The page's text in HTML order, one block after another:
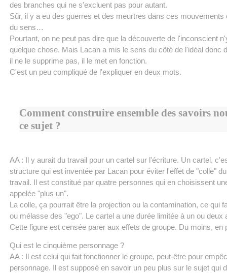
des branches qui ne s'excluent pas pour autant.
Sûr, il y a eu des guerres et des meurtres dans ces mouvements
du sens…
Pourtant, on ne peut pas dire que la découverte de l'inconscient
quelque chose. Mais Lacan a mis le sens du côté de l'idéal donc
il ne le supprime pas, il le met en fonction.
C'est un peu compliqué de l'expliquer en deux mots.
Comment construire ensemble des savoirs
ce sujet ?
AA : Il y aurait du travail pour un cartel sur l'écriture. Un cartel,
structure qui est inventée par Lacan pour éviter l'effet de "colle"
travail. Il est constitué par quatre personnes qui en choisissent
appelée "plus un".
La colle, ça pourrait être la projection ou la contamination, ce qui
ou mélasse des "ego". Le cartel a une durée limitée à un ou deux
Cette figure est censée parer aux effets de groupe. Du moins, en
Qui est le cinquième personnage ?
AA : Il est celui qui fait fonctionner le groupe, peut-être pour
personnage. Il est supposé en savoir un peu plus sur le sujet qui